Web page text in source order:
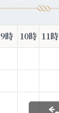
9時 10時 11時